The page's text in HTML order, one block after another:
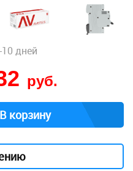
дней
руб.
В корзину